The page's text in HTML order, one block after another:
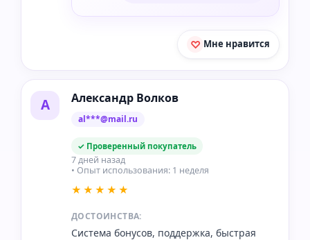
Мне нравится
А Александр Волков
al***@mail.ru
✓ Проверенный покупатель
7 дней назад
• Опыт использования: 1 неделя
★★★★★
ДОСТОИНСТВА:
Система бонусов, поддержка, быстрая